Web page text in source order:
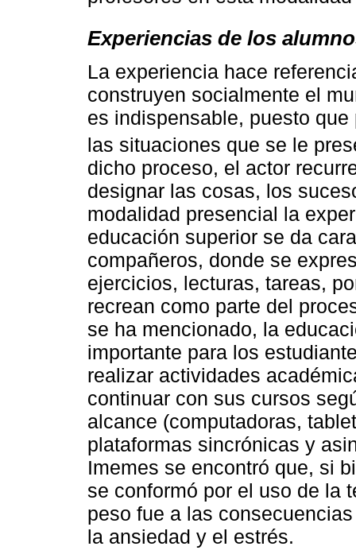
Experiencias de los
La experiencia hace
construyen socialmente el
es indispensable, puesto
las situaciones que se le
dicho proceso, el actor
designar las cosas, los
modalidad presencial la
educación superior se da
compañeros, donde se
ejercicios, lecturas, tareas,
recrean como parte del
se ha mencionado, la
importante para los
realizar actividades
continuar con sus cursos
alcance (computadoras,
plataformas sincrónicas y
Imemes se encontró que, si
se conformó por el uso de la
peso fue a las
la ansiedad y el estrés.